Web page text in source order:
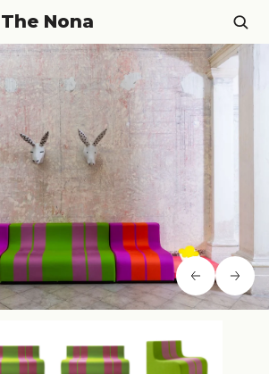
The Nona